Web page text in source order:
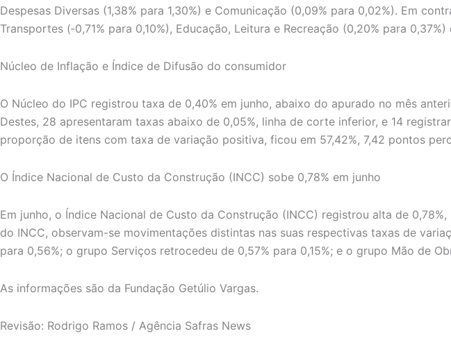
Despesas Diversas (1,38% para 1,30%) e Comunicação (0,09% para 0,02%). Em
Transportes (‑0,71% para 0,10%), Educação, Leitura e Recreação (0,20% para
Núcleo de Inflação e Índice de Difusão do consumidor
O Núcleo do IPC registrou taxa de 0,40% em junho, abaixo do apurado no mês
Destes, 28 apresentaram taxas abaixo de 0,05%, linha de corte inferior, e 14
proporção de itens com taxa de variação positiva, ficou em 57,42%, 7,42 pontos
O Índice Nacional de Custo da Construção (INCC) sobe 0,78% em junho
Em junho, o Índice Nacional de Custo da Construção (INCC) registrou alta de
do INCC, observam-se movimentações distintas nas suas respectivas taxas de
para 0,56%; o grupo Serviços retrocedeu de 0,57% para 0,15%; e o grupo Mão de
As informações são da Fundação Getúlio Vargas.
Revisão: Rodrigo Ramos / Agência Safras News